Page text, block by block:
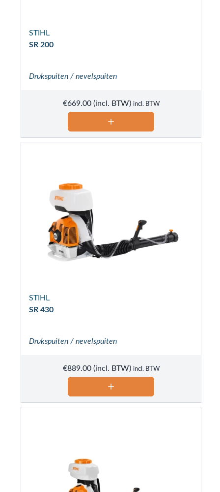
STIHL
SR 200
Drukspuiten / nevelspuiten
€669.00 incl. BTW
STIHL
SR 430
Drukspuiten / nevelspuiten
€889.00 incl. BTW